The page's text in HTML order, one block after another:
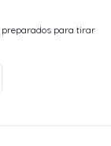
preparados para tirar